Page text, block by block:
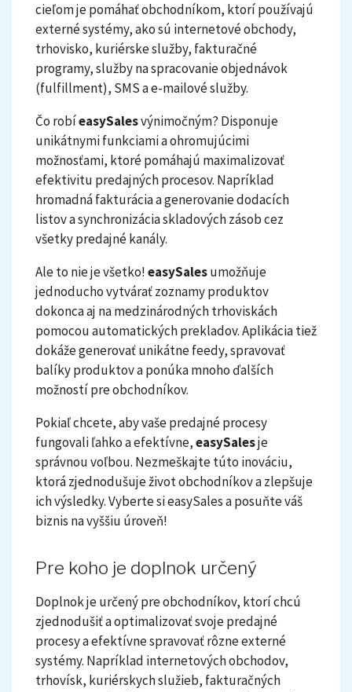
cieľom je pomáhať obchodníkom, ktorí používajú
externé systémy, ako sú internetové obchody,
trhovisko, kuriérske služby, fakturačné
programy, služby na spracovanie objednávok
(fulfillment), SMS a e-mailové služby.
Čo robíeasySalesvýnimočným? Disponuje
unikátnymi funkciami a ohromujúcimi
možnosťami, ktoré pomáhajú maximalizovať
efektivitu predajných procesov. Napríklad
hromadná fakturácia a generovanie dodacích
listov a synchronizácia skladových zásob cez
všetky predajné kanály.
Ale to nie je všetko!easySalesumožňuje
jednoducho vytvárať zoznamy produktov
dokonca aj na medzinárodných trhoviskách
pomocou automatických prekladov. Aplikácia tiež
dokáže generovať unikátne feedy, spravovať
balíky produktov a ponúka mnoho ďalších
možností pre obchodníkov.
Pokiaľ chcete, aby vaše predajné procesy
fungovali ľahko a efektívne,easySalesje
správnou voľbou. Nezmeškajte túto inováciu,
ktorá zjednodušuje život obchodníkov a zlepšuje
ich výsledky. Vyberte si easySales a posuňte váš
biznis na vyššiu úroveň!
Pre koho je doplnok určený
Doplnok je určený pre obchodníkov, ktorí chcú
zjednodušiť a optimalizovať svoje predajné
procesy a efektívne spravovať rôzne externé
systémy. Napríklad internetových obchodov,
trhovísk, kuriérskych služieb, fakturačných